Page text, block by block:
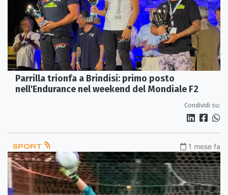
Parrilla trionfa a Brindisi: primo posto
nell'Endurance nel weekend del Mondiale F2
Condividi su:
SPORT 1 mese fa